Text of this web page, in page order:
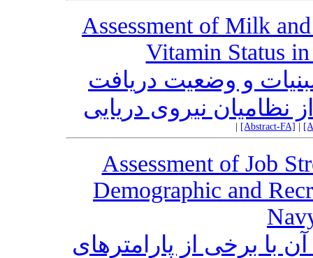
Assessment of Milk
Vitamin Status
و وضعیت دریافت
[Abstract-FA]
Assessment of Job
Demographic and
برخی از پارامترهای